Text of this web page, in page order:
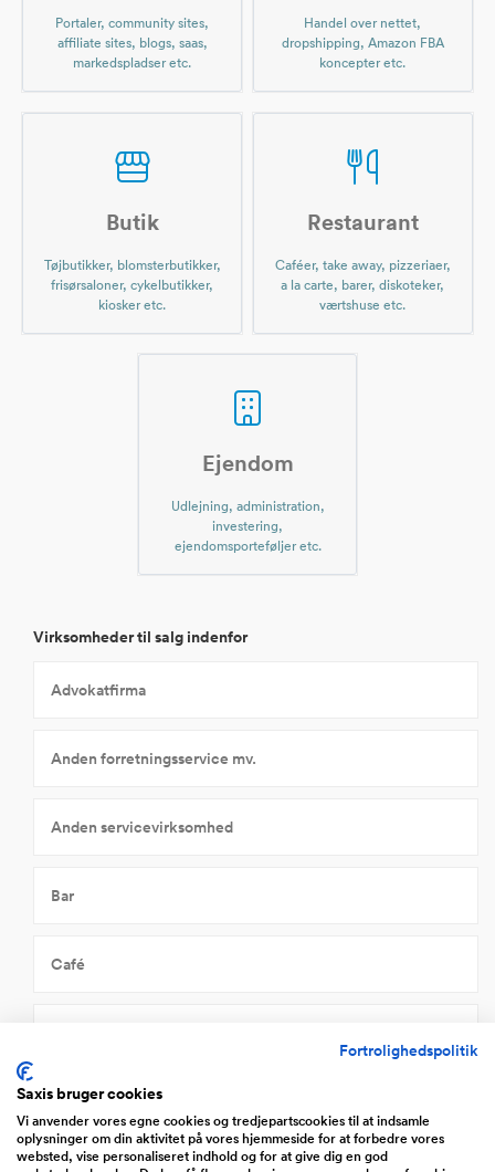
Portaler, community sites,
affiliate sites, blogs, saas,
markedspladser etc.
Handel over nettet,
dropshipping, Amazon FBA
koncepter etc.
Butik
Tøjbutikker, blomsterbutikker,
frisørsaloner, cykelbutikker,
kiosker etc.
Restaurant
Caféer, take away, pizzeriaer,
a la carte, barer, diskoteker,
værtshuse etc.
Ejendom
Udlejning, administration,
investering,
ejendomsporteføljer etc.
Virksomheder til salg indenfor
Advokatfirma
Anden forretningsservice mv.
Anden servicevirksomhed
Bar
Café
Finansiering/forsikring
Fortrolighedspolitik
Saxis bruger cookies
Vi anvender vores egne cookies og tredjepartscookies til at indsamle
oplysninger om din aktivitet på vores hjemmeside for at forbedre vores
websted, vise personaliseret indhold og for at give dig en god